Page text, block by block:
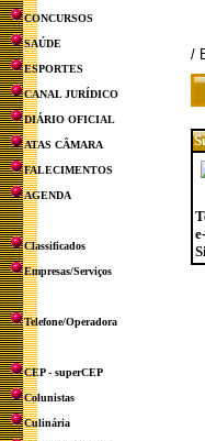
CONCURSOS
SAÚDE
ESPORTES
CANAL JURÍDICO
DIÁRIO OFICIAL
ATAS CÂMARA
FALECIMENTOS
AGENDA
Classificados
Empresas/Serviços
Telefone/Operadora
CEP - superCEP
Colunistas
Culinária
/